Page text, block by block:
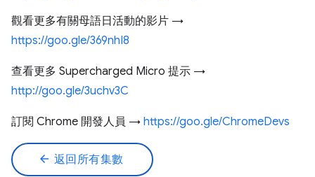
觀看更多有關母語日活動的影片 →
https://goo.gle/369nhI8
查看更多 Supercharged Micro 提示 →
http://goo.gle/3uchv3C
訂閱 Chrome 開發人員 → https://goo.gle/ChromeDevs
arrow_back 返回所有集數